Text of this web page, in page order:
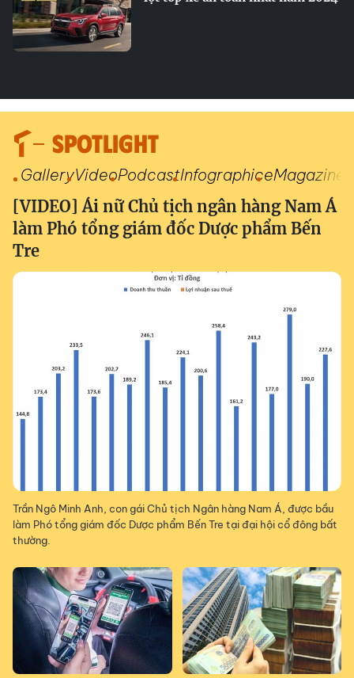
SPOTLIGHT
GalleryVideoPodcastInfographiceMagazine
[VIDEO] Ái nữ Chủ tịch ngân hàng Nam Á
làm Phó tổng giám đốc Dược phẩm Bến
Tre
Trần Ngô Minh Anh, con gái Chủ tịch Ngân hàng Nam Á, được bầu
làm Phó tổng giám đốc Dược phẩm Bến Tre tại đại hội cổ đông bất
thường.